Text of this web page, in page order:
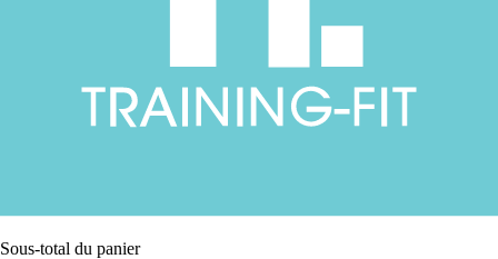
Sous-total du panier